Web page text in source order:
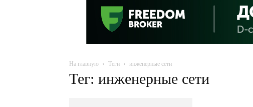
На главную Теги инженерные сети
Тег: инженерные сети